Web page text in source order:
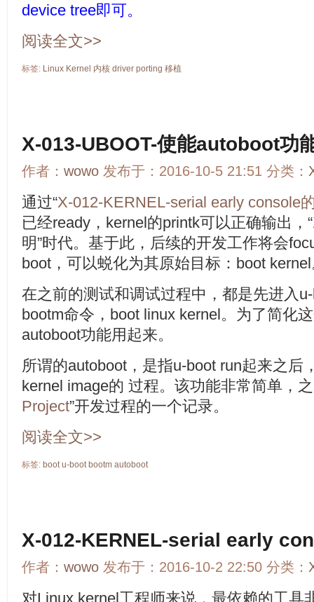
device tree即可。
阅读全文>>
标签: Linux Kernel 内核 driver porting 移植
X-013-UBOOT-使能autoboot功
作者： wowo 发布于：2016-10-5 21:51 分类：
通过“X-012-KERNEL-serial early console
已经ready，kernel的printk可以正确输出，“
明”时代。基于此，后续的开发工作将会
boot，可以蜕化为其原始目标：boot
在之前的测试和调试过程中，都是先进入
bootm命令，boot linux kernel。为了简化
autoboot功能用起来。
所谓的autoboot，是指u-boot run起来之后
kernel image的 过程。该功能非常简单，
Project”开发过程的一个记录。
阅读全文>>
标签: boot u-boot bootm autoboot
X-012-KERNEL-serial early
作者： wowo 发布于：2016-10-2 22:50 分类：
对Linux kernel工程师来说，最依赖的工具